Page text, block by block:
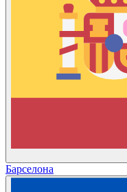
Барселона